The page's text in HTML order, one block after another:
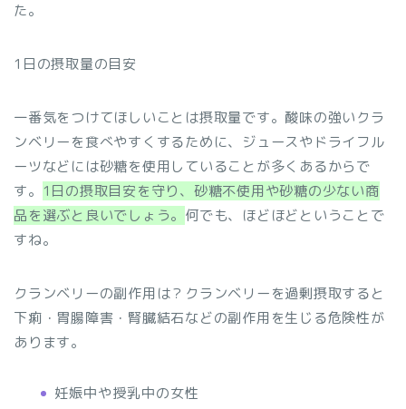
た。
1日の摂取量の目安
一番気をつけてほしいことは摂取量です。酸味の強いクラ
ンベリーを食べやすくするために、ジュースやドライフル
ーツなどには砂糖を使用していることが多くあるからで
す。 1日の摂取目安を守り、砂糖不使用や砂糖の少ない商
品を選ぶと良いでしょう。 何でも、ほどほどということで
すね。
クランベリーの副作用は？クランベリーを過剰摂取すると
下痢・胃腸障害・腎臓結石などの副作用を生じる危険性が
あります。
妊娠中や授乳中の女性